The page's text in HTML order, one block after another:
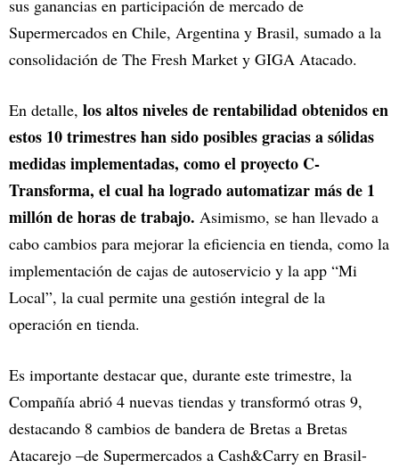
sus ganancias en participación de mercado de
Supermercados en Chile, Argentina y Brasil, sumado a la
consolidación de The Fresh Market y GIGA Atacado.
En detalle, los altos niveles de rentabilidad obtenidos en
estos 10 trimestres han sido posibles gracias a sólidas
medidas implementadas, como el proyecto C-
Transforma, el cual ha logrado automatizar más de 1
millón de horas de trabajo. Asimismo, se han llevado a
cabo cambios para mejorar la eficiencia en tienda, como la
implementación de cajas de autoservicio y la app “Mi
Local”, la cual permite una gestión integral de la
operación en tienda.
Es importante destacar que, durante este trimestre, la
Compañía abrió 4 nuevas tiendas y transformó otras 9,
destacando 8 cambios de bandera de Bretas a Bretas
Atacarejo –de Supermercados a Cash&Carry en Brasil-